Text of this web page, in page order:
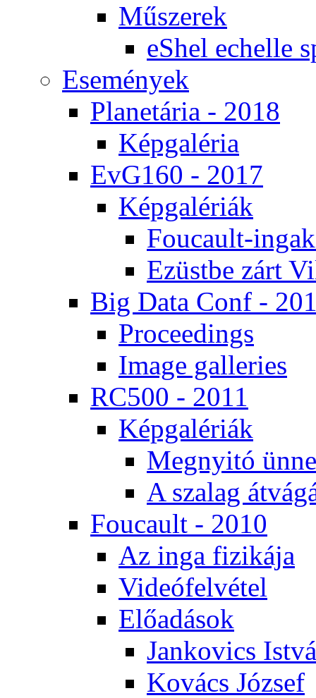
Mű­sze­rek
eS­hel echel­le
Ese­mé­nyek
Pla­ne­tá­ria - 2018
Kép­ga­lé­ria
EvG160 - 2017
Kép­ga­lé­ri­ák
Fo­u­ca­ult-
Ezüst­be zárt
Big Da­ta Conf -
Pro­ce­e­dings
Image gal­le­ri­es
RC500 - 2011
Kép­ga­lé­ri­ák
Meg­nyi­tó
A sza­lag
Fo­u­ca­ult - 2010
Az in­ga fi­zi­ká­ja
Vi­de­ó­fel­vé­tel
Elő­adá­sok
Jan­ko­vics
Ko­vács Jó­zsef